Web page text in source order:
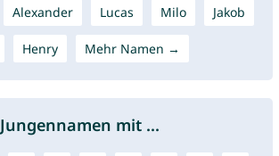
Alexander Lucas Milo Jakob
Henry Mehr Namen →
Jungennamen mit ...